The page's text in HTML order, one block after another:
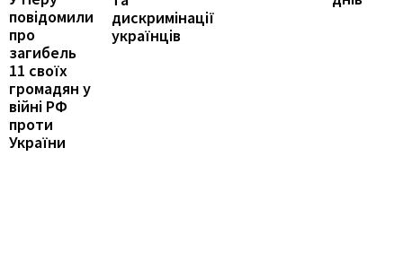
повідомили
про
загибель
11 своїх
громадян у
війні РФ
проти
України
дискримінації
українців